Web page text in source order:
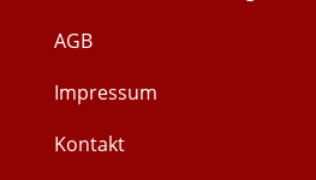
AGB
Impressum
Kontakt